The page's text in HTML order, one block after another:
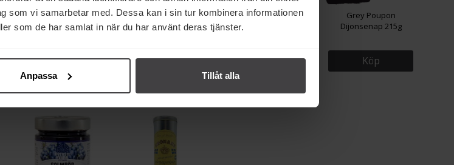
som vi samarbetar med. Dessa kan i sin tur kombinera informationen
som de har samlat in när du har använt deras tjänster.
Anpassa Tillåt alla
St. Dalfour Äpple &
Kanel 284g
Köp
Garant Saffran Påse
0,5g
Köp
Lindvalls Kaffe Brazil
Köp
Grey Poupon
Dijonsenap 215g
Köp